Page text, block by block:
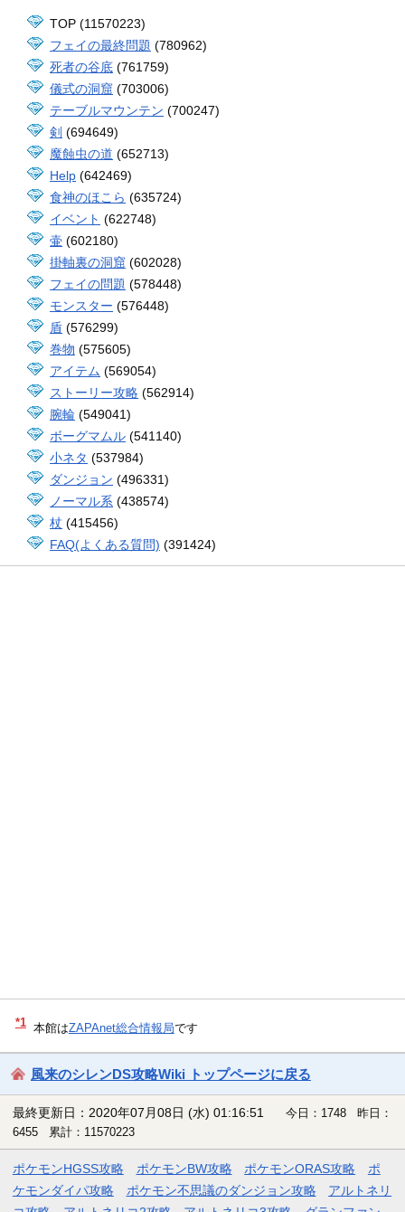
TOP (11570223)
フェイの最終問題 (780962)
死者の谷底 (761759)
儀式の洞窟 (703006)
テーブルマウンテン (700247)
剣 (694649)
魔蝕虫の道 (652713)
Help (642469)
食神のほこら (635724)
イベント (622748)
壷 (602180)
掛軸裏の洞窟 (602028)
フェイの問題 (578448)
モンスター (576448)
盾 (576299)
巻物 (575605)
アイテム (569054)
ストーリー攻略 (562914)
腕輪 (549041)
ボーグマムル (541140)
小ネタ (537984)
ダンジョン (496331)
ノーマル系 (438574)
杖 (415456)
FAQ(よくある質問) (391424)
*1 本館はZAPAnet総合情報局です
風来のシレンDS攻略Wiki トップページに戻る
最終更新日：2020年07月08日 (水) 01:16:51
今日：1748 昨日：
6455 累計：11570223
ポケモンHGSS攻略 ポケモンBW攻略 ポケモンORAS攻略
ポ
ケモンダイパ攻略
ポケモン不思議のダンジョン攻略
アルトネリ